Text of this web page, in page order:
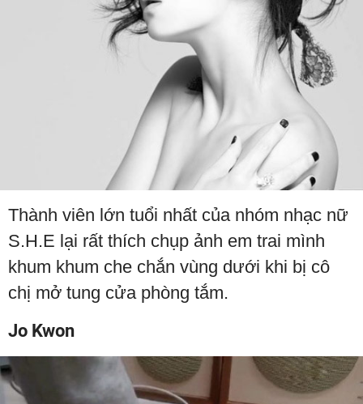
Thành viên lớn tuổi nhất của nhóm nhạc nữ
S.H.E lại rất thích chụp ảnh em trai mình
khum khum che chắn vùng dưới khi bị cô
chị mở tung cửa phòng tắm.
Jo Kwon